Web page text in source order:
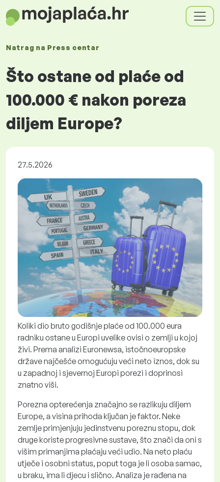
Natrag na Press centar
Što ostane od plaće od
100.000 € nakon poreza
diljem Europe?
27.5.2026
Koliki dio bruto godišnje plaće od 100.000 eura
radniku ostane u Europi uvelike ovisi o zemlji u kojoj
živi. Prema analizi Euronewsa, istočnoeuropske
države najčešće omogućuju veći neto iznos, dok su
u zapadnoj i sjevernoj Europi porezi i doprinosi
znatno viši.
Porezna opterećenja značajno se razlikuju diljem
Europe, a visina prihoda ključan je faktor. Neke
zemlje primjenjuju jedinstvenu poreznu stopu, dok
druge koriste progresivne sustave, što znači da oni s
višim primanjima plaćaju veći udio. Na neto plaću
utječe i osobni status, poput toga je li osoba samac,
u braku, ima li djecu i slično. Analiza je rađena na